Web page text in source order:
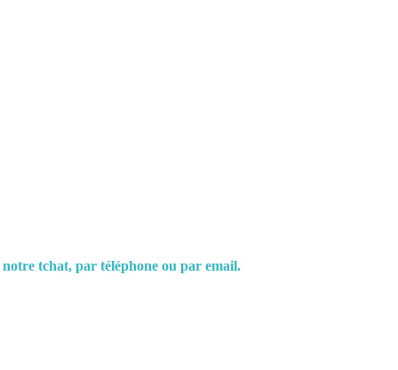
tchat, par téléphone ou par email.